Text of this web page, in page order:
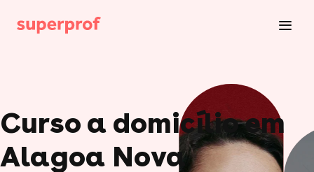
Curso a domicílio em
Alagoa Nova